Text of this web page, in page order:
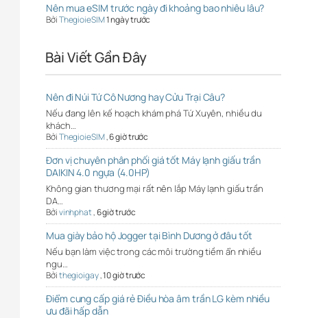
Nên mua eSIM trước ngày đi khoảng bao nhiêu lâu?
BởiThegioieSIM1 ngày trước
Bài Viết Gần Đây
Nên đi Núi Tứ Cô Nương hay Cửu Trại Câu?
Nếu đang lên kế hoạch khám phá Tứ Xuyên, nhiều du
khách…
BởiThegioieSIM,6 giờ trước
Đơn vị chuyên phân phối giá tốt Máy lạnh giấu trần
DAIKIN 4.0 ngựa (4.0HP)
Không gian thương mại rất nên lắp Máy lạnh giấu trần
DA…
Bởivinhphat,6 giờ trước
Mua giày bảo hộ Jogger tại Bình Dương ở đâu tốt
Nếu bạn làm việc trong các môi trường tiềm ẩn nhiều
ngu…
Bởithegioigay,10 giờ trước
Điểm cung cấp giá rẻ Điều hòa âm trần LG kèm nhiều
ưu đãi hấp dẫn